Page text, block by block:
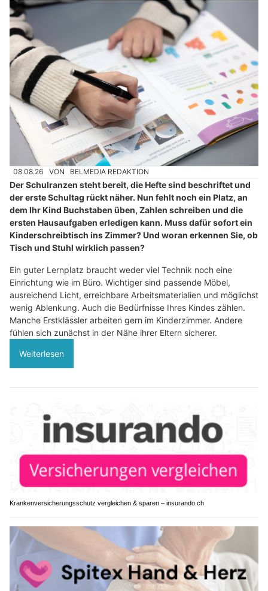
08.08.26 VON BELMEDIA REDAKTION
Der Schulranzen steht bereit, die Hefte sind beschriftet und
der erste Schultag rückt näher. Nun fehlt noch ein Platz, an
dem Ihr Kind Buchstaben üben, Zahlen schreiben und die
ersten Hausaufgaben erledigen kann. Muss dafür sofort ein
Kinderschreibtisch ins Zimmer? Und woran erkennen Sie, ob
Tisch und Stuhl wirklich passen?
Ein guter Lernplatz braucht weder viel Technik noch eine
Einrichtung wie im Büro. Wichtiger sind passende Möbel,
ausreichend Licht, erreichbare Arbeitsmaterialien und möglichst
wenig Ablenkung. Auch die Bedürfnisse Ihres Kindes zählen.
Manche Erstklässler arbeiten gern im Kinderzimmer. Andere
fühlen sich zunächst in der Nähe ihrer Eltern sicherer.
Weiterlesen
Krankenversicherungsschutz vergleichen & sparen – insurando.ch